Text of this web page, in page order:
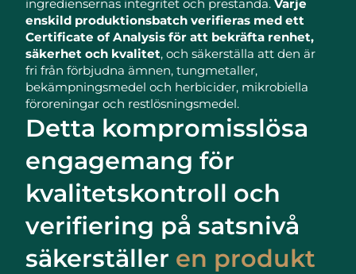
ingrediensernas integritet och prestanda.Varje
enskild produktionsbatch verifieras med ett
Certificate of Analysis för att bekräfta renhet,
säkerhet och kvalitet, och säkerställa att den är
fri från förbjudna ämnen, tungmetaller,
bekämpningsmedel och herbicider, mikrobiella
föroreningar och restlösningsmedel.
Detta kompromisslösa
engagemang för
kvalitetskontroll och
verifiering på satsnivå
säkerställer en produkt